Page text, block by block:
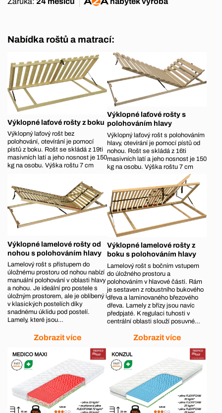
Nabídka roštů a matrací:
Výklopné laťové rošty z boku
Výklopný laťový rošt bez
polohování, otevírání je pomocí
pístů z boku. Rošt se skládá z 19ti
masivních latí a jeho nosnost je 150
kg na osobu. Výška roštu 7 cm
Výklopné laťové rošty s
polohováním hlavy
Výklopný laťový rošt s polohováním
hlavy, otevírání je pomocí pístů od
nohou. Rošt se skládá z 16ti
masivních latí a jeho nosnost je 150
kg na osobu. Výška roštu 7 cm
Výklopné lamelové rošty od
nohou s polohováním hlavy
Lamelový rošt s přístupem do
úložnému prostoru od nohou nabízí
manuální polohování v oblasti hlavy
a nohou. Je ideální pro postele s
úložným prostorem, ale je oblíbený i
v klasických postelích díky
snadnému úklidu pod postelí.
Lamely, které jsou…
Zobrazit více
Výklopné lamelové rošty z
boku s polohováním hlavy
Lamelový rošt s bočním vstupem
do úložného prostoru a
polohováním v hlavové části. Rám
je sestaven z robustního bukového
dřeva a laminovaného březového
dřeva. Lamely z břízy jsou navíc
předpjaté. K regulaci tuhosti v
centrální oblasti slouží posuvné…
Zobrazit více